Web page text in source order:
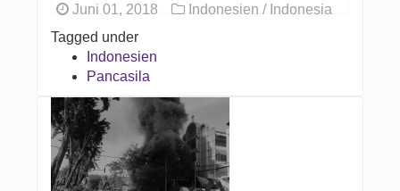
Juni 01, 2018
Indonesien / Indonesia
Tagged under
Indonesien
Pancasila